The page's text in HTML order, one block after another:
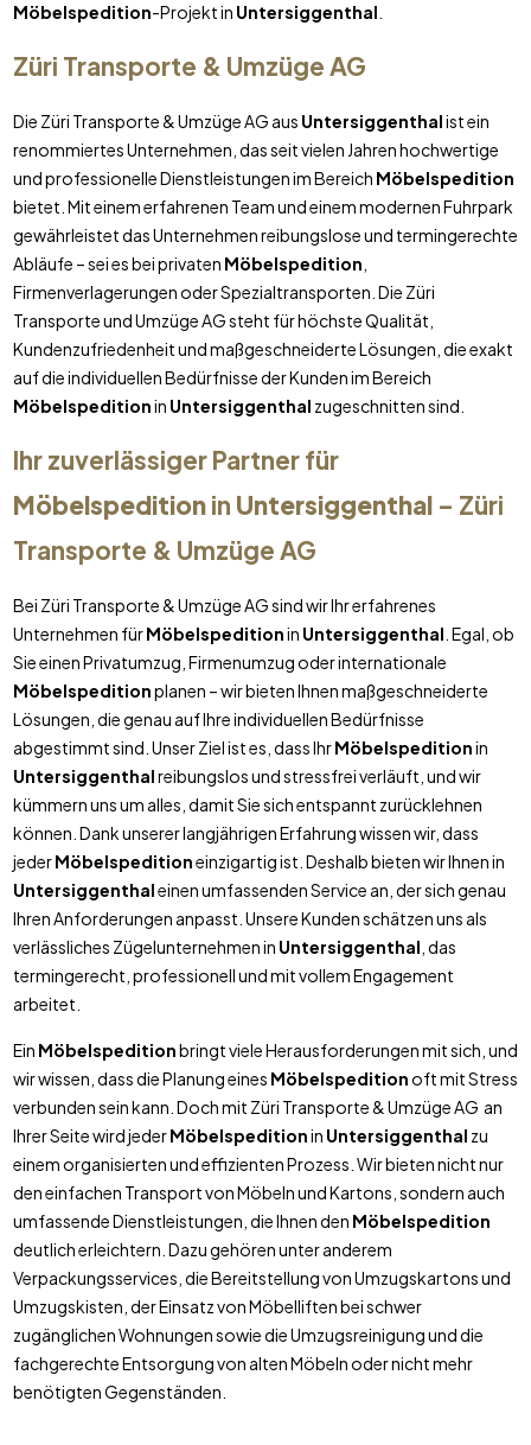
Möbelspedition-Projekt in Untersiggenthal
Züri Transporte & Umzüge AG
Die Züri Transporte & Umzüge AG aus Untersiggenthalist ein
renommiertes Unternehmen, das seit vielen Jahren hochwertige
und professionelle Dienstleistungen im Bereich Möbelspedition
bietet. Mit einem erfahrenen Team und einem modernen Fuhrpark
gewährleistet das Unternehmen reibungslose und termingerechte
Abläufe – sei es bei privaten Möbelspedition
Firmenverlagerungen oder Spezialtransporten. Die Züri
Transporte und Umzüge AG steht für höchste Qualität,
Kundenzufriedenheit und maßgeschneiderte Lösungen, die exakt
auf die individuellen Bedürfnisse der Kunden im Bereich
Möbelspeditionin Untersiggenthal zugeschnitten sind.
Ihr zuverlässiger Partner für
Möbelspeditionin Untersiggenthal– Züri
Transporte & Umzüge AG
Bei Züri Transporte & Umzüge AG sind wir Ihr erfahrenes
Unternehmen fürMöbelspeditionin Untersiggenthal . Egal, ob
Sie einen Privatumzug, Firmenumzug oder internationale
Möbelspeditionplanen – wir bieten Ihnen maßgeschneiderte
Lösungen, die genau auf Ihre individuellen Bedürfnisse
abgestimmt sind. Unser Ziel ist es, dass IhrMöbelspeditionin
Untersiggenthalreibungslos und stressfrei verläuft, und wir
kümmern uns um alles, damit Sie sich entspannt zurücklehnen
können. Dank unserer langjährigen Erfahrung wissen wir, dass
jederMöbelspeditioneinzigartig ist. Deshalb bieten wir Ihnen in
Untersiggenthaleinen umfassenden Service an, der sich genau
Ihren Anforderungen anpasst. Unsere Kunden schätzen uns als
verlässliches Zügelunternehmen in Untersiggenthal , das
termingerecht, professionell und mit vollem Engagement
arbeitet.
Ein Möbelspeditionbringt viele Herausforderungen mit sich, und
wir wissen, dass die Planung eines Möbelspeditionoft mit Stress
verbunden sein kann. Doch mit Züri Transporte & Umzüge AG an
Ihrer Seite wird jederMöbelspeditionin Untersiggenthal zu
einem organisierten und effizienten Prozess. Wir bieten nicht nur
den einfachen Transport von Möbeln und Kartons, sondern auch
umfassende Dienstleistungen, die Ihnen den Möbelspedition
deutlich erleichtern. Dazu gehören unter anderem
Verpackungsservices, die Bereitstellung von Umzugskartons und
Umzugskisten, der Einsatz von Möbelliften bei schwer
zugänglichen Wohnungen sowie die Umzugsreinigung und die
fachgerechte Entsorgung von alten Möbeln oder nicht mehr
benötigten Gegenständen.